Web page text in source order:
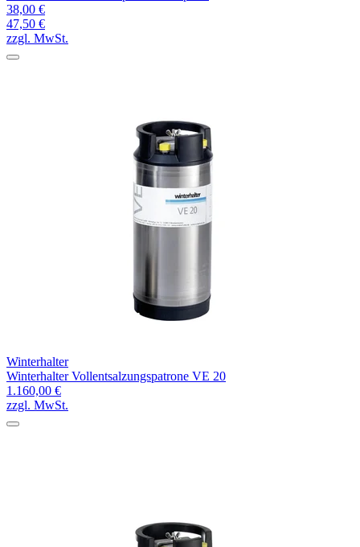
38,00 €
47,50 €
zzgl. MwSt.
Winterhalter
Winterhalter Vollentsalzungspatrone VE 20
1.160,00 €
zzgl. MwSt.